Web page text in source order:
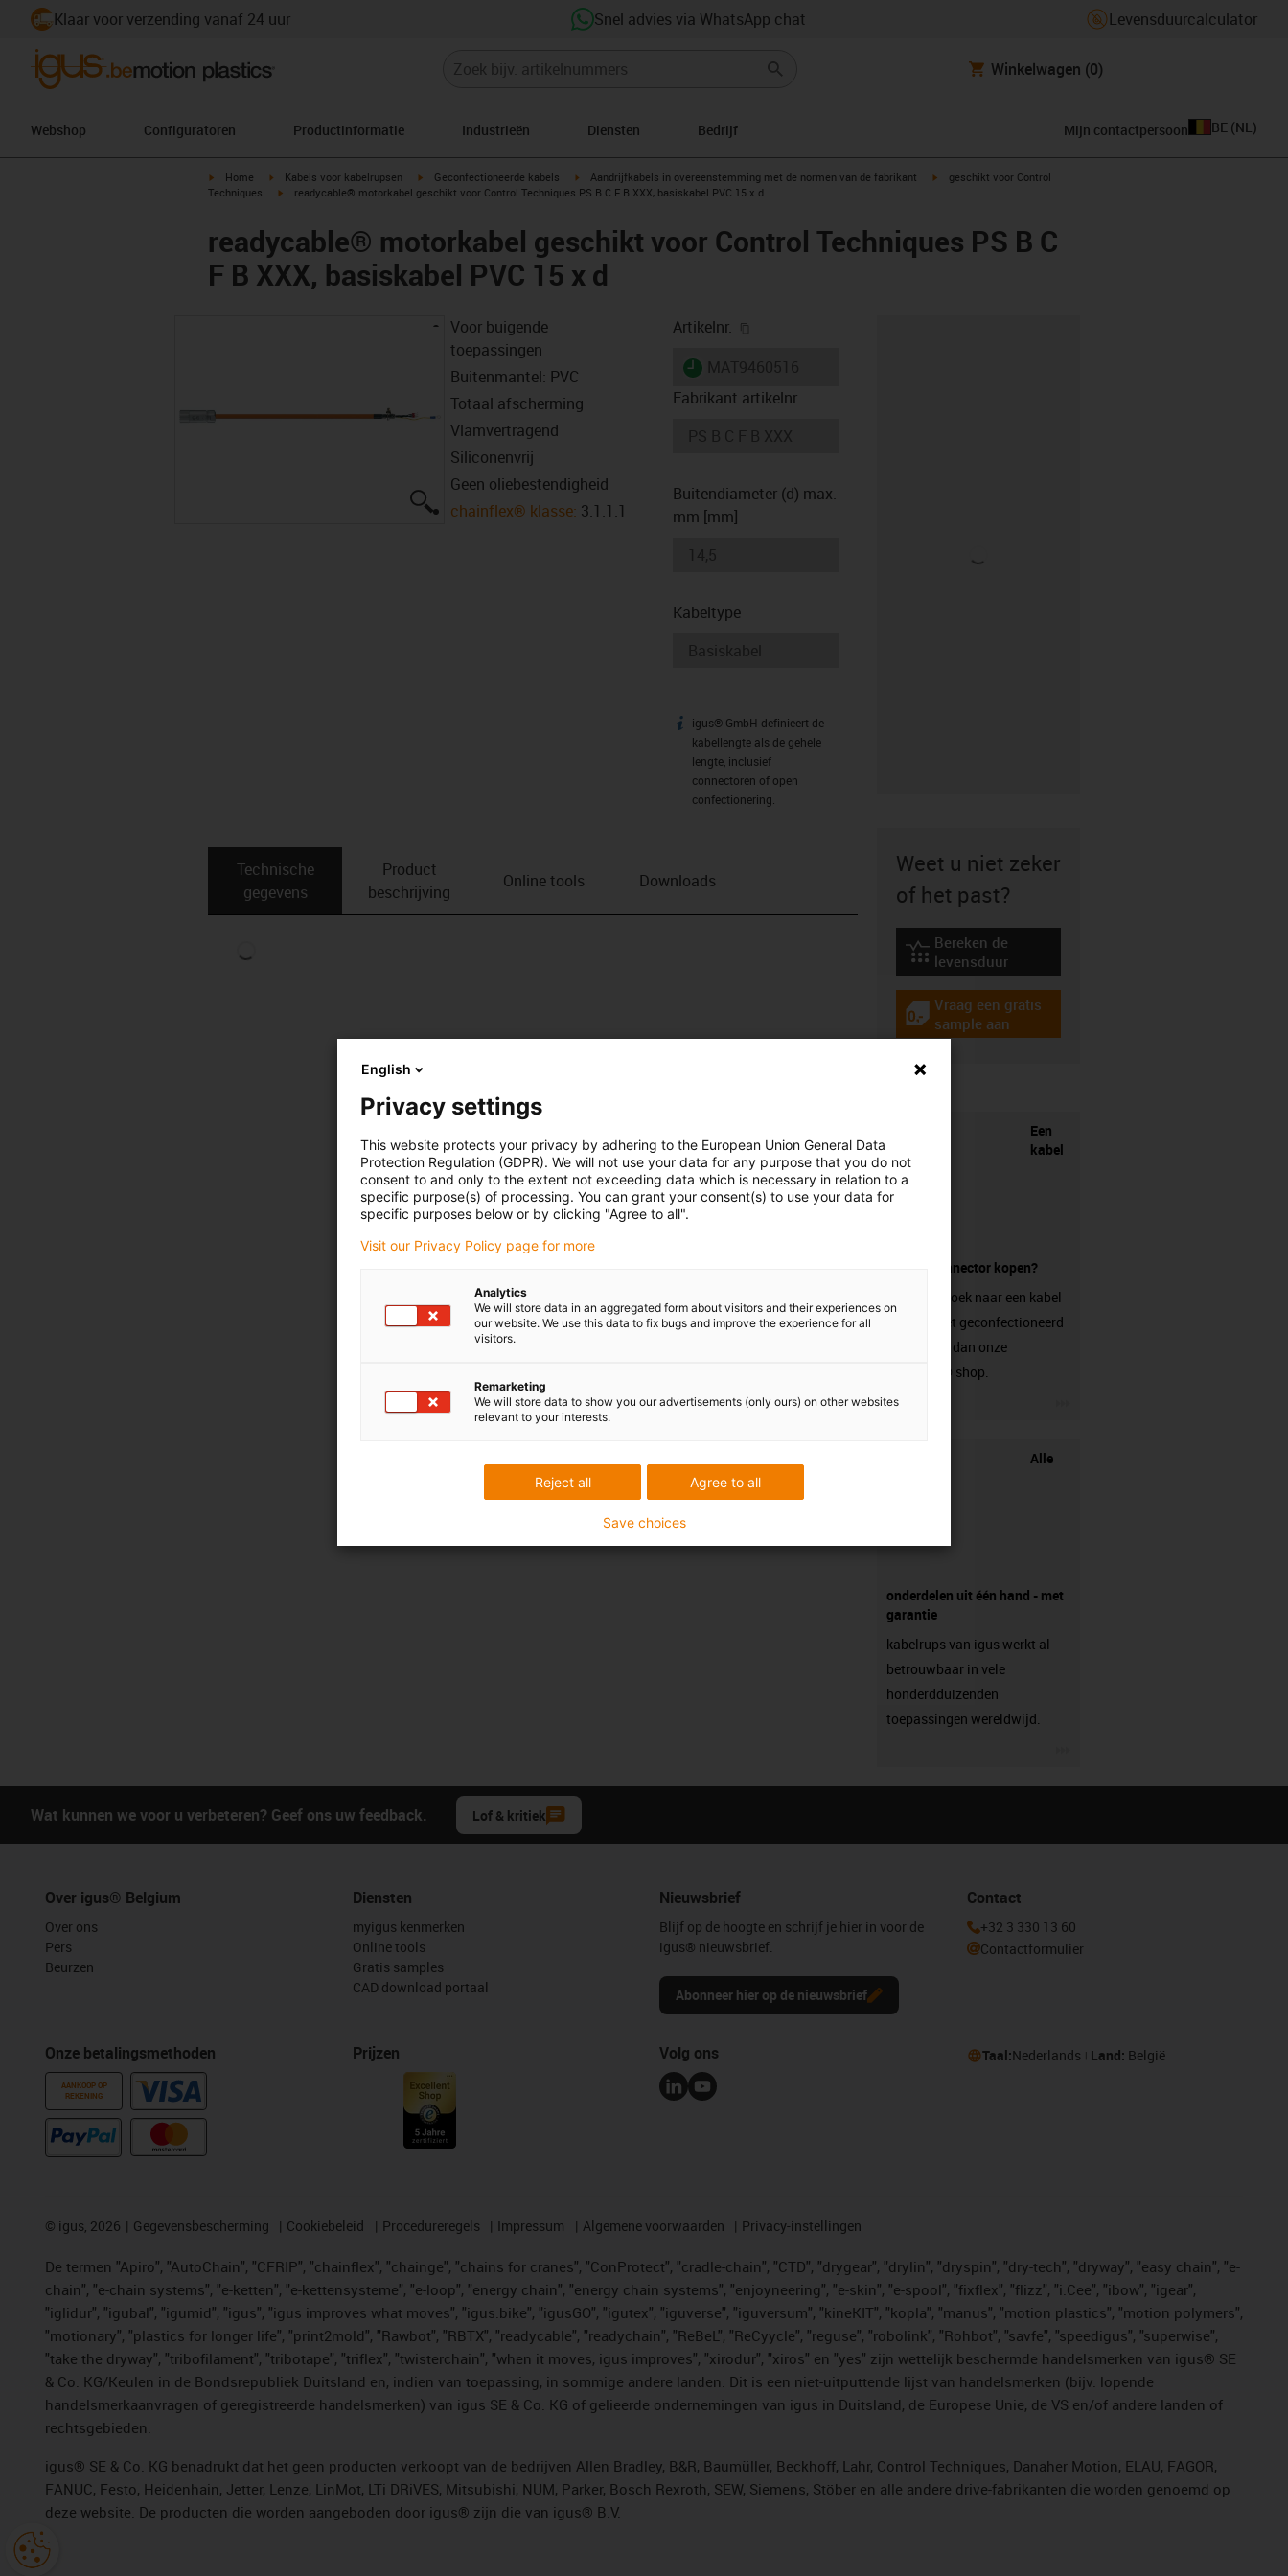
Klaar voor verzending vanaf 24 uur Snel advies via WhatsApp chat Levensduurcalculator
Winkelwagen (0)
Webshop Configuratoren Productinformatie Industrieën Diensten Bedrijf Mijn contactpersoon BE (NL )
igus-icon-arrow-right
Home igus-icon-arrow-right
Kabels voor kabelrupsen igus-icon-arrow-right
Geconfectioneerde kabels igus-icon-arrow-right
Aandrijfkabels in overeenstemming met de normen van de fabrikant igus-icon-arrow-right
geschikt voor Control
Techniques
igus-icon-arrow-right
readycable® motorkabel geschikt voor Control Techniques PS B C F B XXX, basiskabel PVC 15 x d
readycable® motorkabel geschikt voor Control Techniques PS B C
F B XXX, basiskabel PVC 15 x d
Voor buigende
toepassingen
Buitenmantel: PVC
Totaal afscherming
Vlamvertragend
Siliconenvrij
Geen oliebestendigheid
chainflex® klasse: 3.1.1.1
Artikelnr.
igus-icon-lieferzeit
Fabrikant artikelnr.
Buitendiameter (d) max.
mm [mm]
Kabeltype
igus-icon-info
igus® GmbH definieert de
kabellengte als de gehele
lengte, inclusief
connectoren of open
confectionering.
Technische
gegevens
Product
beschrijving
Online tools Downloads
Weet u niet zeker
of het past?
igus-icon-lebensdauerrechner
Bereken de
levensduur
igus-icon-gratismuster
Vraag een gratis
sample aan
Een
kabel
zonder connector kopen?
Ben je op zoek naar een kabel
die nog niet geconfectioneerd
is? Bezoek dan onze
chainflex® shop.
Alle
onderdelen uit één hand - met
garantie
kabelrups van igus werkt al
betrouwbaar in vele
honderdduizenden
toepassingen wereldwijd.
Wat kunnen we voor u verbeteren? Geef ons uw feedback. Lof & kritiek
Over igus® Belgium
Over ons
Pers
Beurzen
Onze betalingsmethoden
AANKOOP OP
REKENING
Diensten
myigus kenmerken
Online tools
Gratis samples
CAD download portaal
Prijzen
Nieuwsbrief
Blijf op de hoogte en schrijf je hier in voor de
igus® nieuwsbrief.
Abonneer hier op de nieuwsbrief
Contact
+32 3 330 13 60
Contactformulier
Volg ons Taal:Nederlands Land: België
© igus, 2026 Gegevensbescherming Cookiebeleid Procedureregels Impressum Algemene voorwaarden Privacy-instellingen
De termen "Apiro", "AutoChain", "CFRIP", "chainflex", "chainge", "chains for cranes", "ConProtect", "cradle-chain", "CTD", "drygear", "drylin", "dryspin", "dry-tech", "dryway", "easy chain", "e-
chain", "e-chain systems", "e-ketten", "e-kettensysteme", "e-loop", "energy chain", "energy chain systems", "enjoyneering", "e-skin", "e-spool", "fixflex", "flizz", "i.Cee", "ibow", "igear",
"iglidur", "igubal", "igumid", "igus", "igus improves what moves", "igus:bike", "igusGO", "igutex", "iguverse", "iguversum", "kineKIT", "kopla", "manus", "motion plastics", "motion polymers",
"motionary", "plastics for longer life", "print2mold", "Rawbot", "RBTX", "readycable", "readychain", "ReBeL", "ReCyycle", "reguse", "robolink", "Rohbot", "savfe", "speedigus", "superwise",
"take the dryway", "tribofilament", "tribotape", "triflex", "twisterchain", "when it moves, igus improves", "xirodur", "xiros" en "yes" zijn wettelijk beschermde handelsmerken van igus® SE
& Co. KG/Keulen in de Bondsrepubliek Duitsland en, indien van toepassing, in sommige andere landen. Dit is een niet-uitputtende lijst van handelsmerken (bijv. lopende
handelsmerkaanvragen of geregistreerde handelsmerken) van igus SE & Co. KG of gelieerde ondernemingen van igus in Duitsland, de Europese Unie, de VS en/of andere landen of
rechtsgebieden.
igus® SE & Co. KG benadrukt dat het geen producten verkoopt van de bedrijven Allen Bradley, B&R, Baumüller, Beckhoff, Lahr, Control Techniques, Danaher Motion, ELAU, FAGOR,
FANUC, Festo, Heidenhain, Jetter, Lenze, LinMot, LTi DRiVES, Mitsubishi, NUM, Parker, Bosch Rexroth, SEW, Siemens, Stöber en alle andere drive-fabrikanten die worden genoemd op
deze website. De producten die worden aangeboden door igus® zijn die van igus® B.V.
English
Privacy settings
This website protects your privacy by adhering to the European Union General Data
Protection Regulation (GDPR). We will not use your data for any purpose that you do not
consent to and only to the extent not exceeding data which is necessary in relation to a
specific purpose(s) of processing. You can grant your consent(s) to use your data for
specific purposes below or by clicking "Agree to all".
Visit our Privacy Policy page for more
Analytics
We will store data in an aggregated form about visitors and their experiences on
our website. We use this data to fix bugs and improve the experience for all
visitors.
Remarketing
We will store data to show you our advertisements (only ours) on other websites
relevant to your interests.
Agree to all
Reject all
Save choices